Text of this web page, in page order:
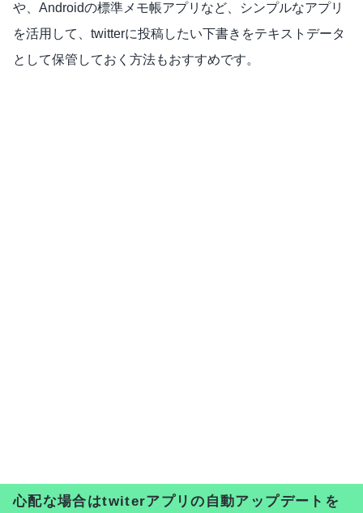
や、Androidの標準メモ帳アプリなど、シンプルなアプリ
を活用して、twitterに投稿したい下書きをテキストデータ
として保管しておく方法もおすすめです。
心配な場合はtwiterアプリの自動アップデートを